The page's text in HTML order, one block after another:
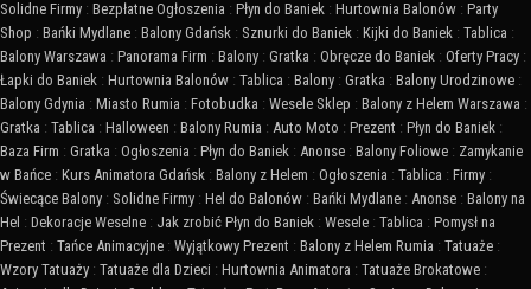
Solidne Firmy : Bezpłatne Ogłoszenia : Płyn do Baniek : Hurtownia Balonów : Party
Shop : Bańki Mydlane : Balony Gdańsk : Sznurki do Baniek : Kijki do Baniek : Tablica :
Balony Warszawa : Panorama Firm : Balony : Gratka : Obręcze do Baniek : Oferty Pracy :
Łapki do Baniek : Hurtownia Balonów : Tablica : Balony : Gratka : Balony Urodzinowe :
Balony Gdynia : Miasto Rumia : Fotobudka : Wesele Sklep : Balony z Helem Warszawa :
Gratka : Tablica : Halloween : Balony Rumia : Auto Moto : Prezent : Płyn do Baniek :
Baza Firm : Gratka : Ogłoszenia : Płyn do Baniek : Anonse : Balony Foliowe : Zamykanie
w Bańce : Kurs Animatora Gdańsk : Balony z Helem : Ogłoszenia : Tablica : Firmy :
Świecące Balony : Solidne Firmy : Hel do Balonów : Bańki Mydlane : Anonse : Balony na
Hel : Dekoracje Weselne : Jak zrobić Płyn do Baniek : Wesele : Tablica : Pomysł na
Prezent : Tańce Animacyjne : Wyjątkowy Prezent : Balony z Helem Rumia : Tatuaże :
Wzory Tatuaży : Tatuaże dla Dzieci : Hurtownia Animatora : Tatuaże Brokatowe :